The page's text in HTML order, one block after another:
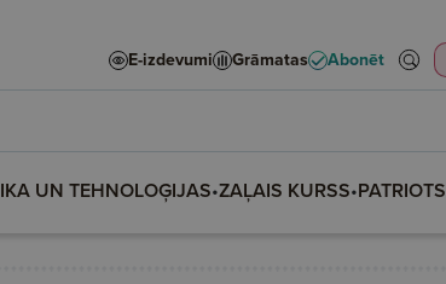
E-izdevumi Grāmatas Abonēt
UN TEHNOLOĢIJAS•ZAĻAIS KURSS•PATRIOTS